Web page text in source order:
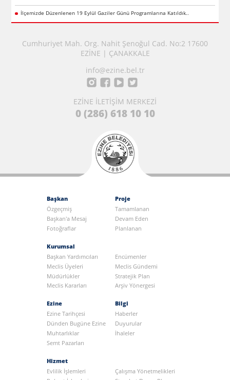
İlçemizde Düzenlenen 19 Eylül Gaziler Günü Programlarına Katıldık..
Cumhuriyet Mah. Org. Nahit Şenoğul Cad. No:2 17600
EZİNE | ÇANAKKALE
info@ezine.bel.tr
EZİNE İLETİŞİM MERKEZİ
0 (286) 618 10 10
Başkan
Özgeçmiş
Başkan'a Mesaj
Fotoğraflar
Proje
Tamamlanan
Devam Eden
Planlanan
Kurumsal
Başkan Yardımcıları
Encümenler
Meclis Üyeleri
Meclis Gündemi
Müdürlükler
Stratejik Plan
Meclis Kararları
Arşiv Yönergesi
Ezine
Ezine Tarihçesi
Dünden Bugüne Ezine
Muhtarlıklar
Semt Pazarları
Bilgi
Haberler
Duyurular
İhaleler
Hizmet
Evlilik İşlemleri
Çalışma Yönetmelikleri